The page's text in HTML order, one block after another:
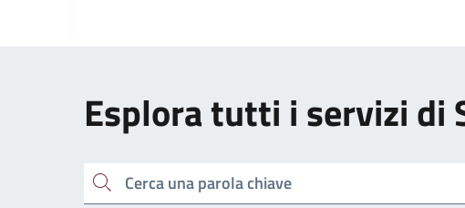
Esplora tutti i servizi di
Cerca una parola chiave